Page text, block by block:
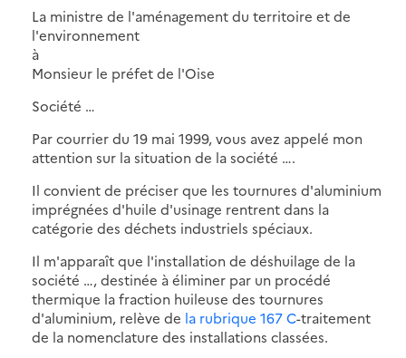
La ministre de l'aménagement du territoire et de
l'environnement
à
Monsieur le préfet de l'Oise
Société …
Par courrier du 19 mai 1999, vous avez appelé mon
attention sur la situation de la société ….
Il convient de préciser que les tournures d'aluminium
imprégnées d'huile d'usinage rentrent dans la
catégorie des déchets industriels spéciaux.
Il m'apparaît que l'installation de déshuilage de la
société …, destinée à éliminer par un procédé
thermique la fraction huileuse des tournures
d'aluminium, relève de la rubrique 167 C-traitement
de la nomenclature des installations classées.